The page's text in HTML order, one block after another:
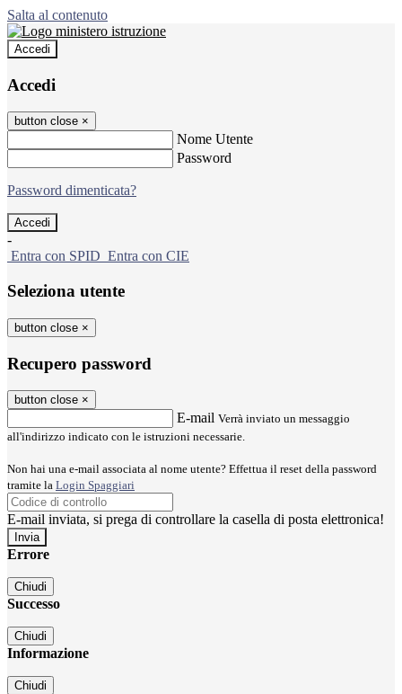
Salta al contenuto
Accedi
Accedi
button close ×
Nome Utente
Password
Password dimenticata?
-
Entra con SPID Entra con CIE
Seleziona utente
button close ×
Recupero password
button close ×
E-mail Verrà inviato un messaggio
all'indirizzo indicato con le istruzioni necessarie.
Non hai una e-mail associata al nome utente? Effettua il reset della password
tramite la Login Spaggiari
E-mail inviata, si prega di controllare la casella di posta elettronica!
Errore
Chiudi
Successo
Chiudi
Informazione
Chiudi